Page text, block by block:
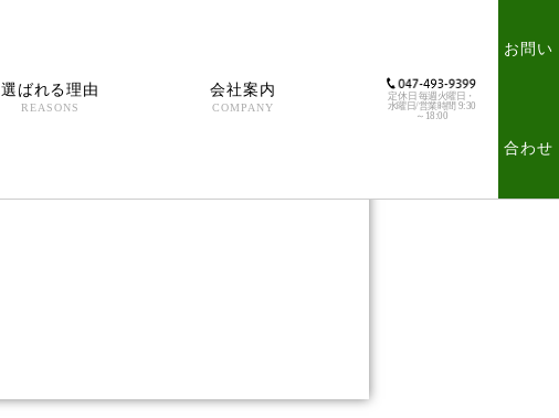
選ばれる理由
REASONS
会社案内
COMPANY
定休日 毎週火曜日・
水曜日/営業時間 9:30
～18:00
お問い
合わせ